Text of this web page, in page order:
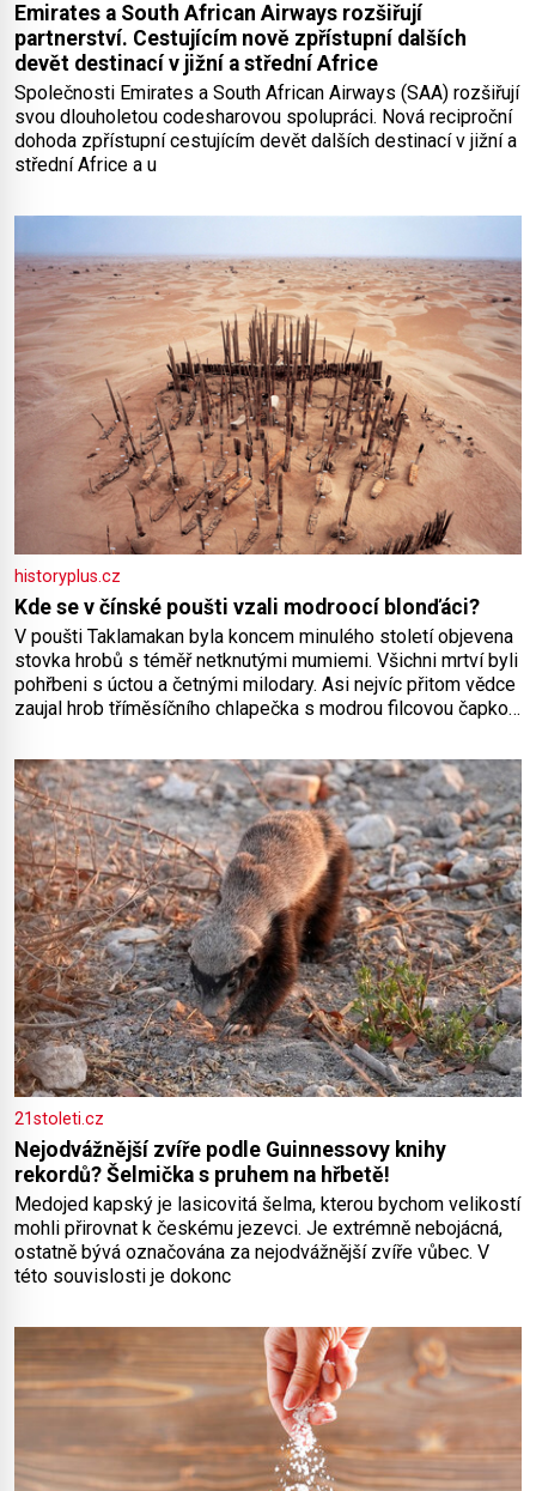
Emirates a South African Airways rozšiřují
partnerství. Cestujícím nově zpřístupní dalších
devět destinací v jižní a střední Africe
Společnosti Emirates a South African Airways (SAA) rozšiřují
svou dlouholetou codesharovou spolupráci. Nová reciproční
dohoda zpřístupní cestujícím devět dalších destinací v jižní a
střední Africe a u
historyplus.cz
Kde se v čínské poušti vzali modroocí blonďáci?
V poušti Taklamakan byla koncem minulého století objevena
stovka hrobů s téměř netknutými mumiemi. Všichni mrtví byli
pohřbeni s úctou a četnými milodary. Asi nejvíc přitom vědce
zaujal hrob tříměsíčního chlapečka s modrou filcovou čapkou,
nesmírně dobře zachovalá, přičítají odborníci zdejším
klimatickým podmínkám. Sucho, prosolené písky a extrémně
21stoleti.cz
Nejodvážnější zvíře podle Guinnessovy knihy
rekordů? Šelmička s pruhem na hřbetě!
Medojed kapský je lasicovitá šelma, kterou bychom velikostí
mohli přirovnat k českému jezevci. Je extrémně nebojácná,
ostatně bývá označována za nejodvážnější zvíře vůbec. V
této souvislosti je dokonc